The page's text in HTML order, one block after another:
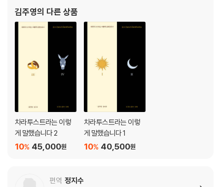
9장 밤의 노래
10장 춤의 노래
11장 무덤의 노래
13장 고귀한 사람에 대하여
14장 교양의 나라에 대하여
15장 순수한 깨우침에 대하여
18장 큰 사건들에 대하여
19장 예언자
20장 구원에 대하여
21장 인간적 지혜에 대하여
부록 : 니체는 진리를 부정하는 자인가?
김주영의 다른 상품
차라투스트라는 이렇
게 말했습니다 2
45,000원
10%
차라투스트라는 이렇
게 말했습니다 1
40,500원
10%
편역 정지수